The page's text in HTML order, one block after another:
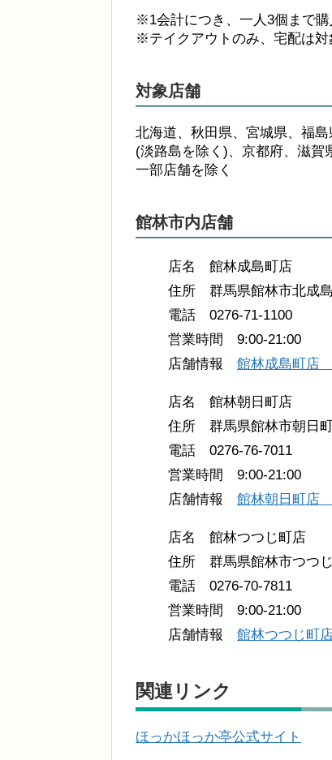
※1会計につき、一人3個まで
※テイクアウトのみ、宅配は対
対象店舗
北海道、秋田県、宮城県、福
(淡路島を除く)、京都府、滋
一部店舗を除く
館林市内店舗
店名 館林成島町店
住所 群馬県館林市北成
電話 0276-71-1100
営業時間 9:00-21:00
店舗情報 館林成島町店
店名 館林朝日町店
住所 群馬県館林市朝日
電話 0276-76-7011
営業時間 9:00-21:00
店舗情報 館林朝日町店
店名 館林つつじ町店
住所 群馬県館林市つつ
電話 0276-70-7811
営業時間 9:00-21:00
店舗情報 館林つつじ町
関連リンク
ほっかほっか亭公式サイト